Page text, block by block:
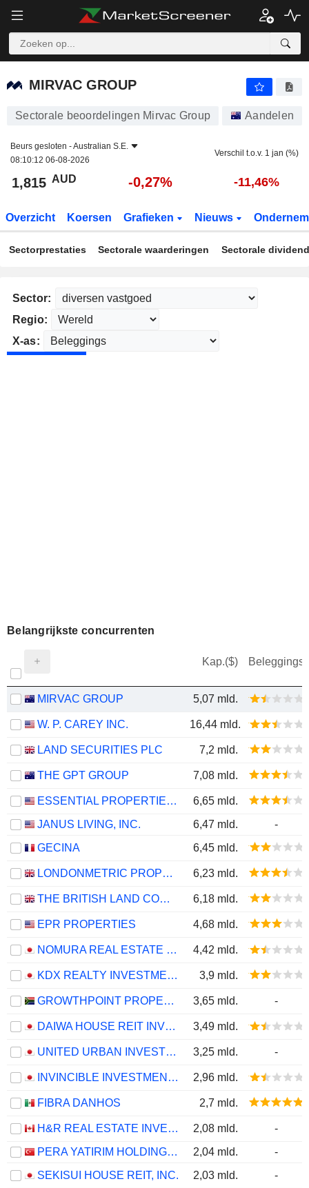
MIRVAC GROUP
MIRVAC GROUP
Sectorale beoordelingen Mirvac Group Aandelen
Beurs gesloten -Australian S.E.
08:10:12 06-08-2026
Verschil t.o.v. 1 jan (%)
1,815 AUD -0,27% -11,46%
Overzicht Koersen Grafieken Nieuws
Sectorprestaties Sectorale waarderingen Sectorale
Sector:
Regio:
X-as:
Belangrijkste concurrenten
Kap.($) Beleggings
MIRVAC GROUP 5,07 mld.
W. P. CAREY INC. 16,44 mld.
LAND SECURITIES PLC 7,2 mld.
THE GPT GROUP 7,08 mld.
ESSENTIAL PROPERTIES REALTY TRUST, INC.
6,65 mld.
JANUS LIVING, INC.
6,47 mld.
-
GECINA
6,45 mld.
LONDONMETRIC PROPERTY PLC 6,23 mld.
THE BRITISH LAND COMPANY PLC 6,18 mld.
EPR PROPERTIES 4,68 mld.
NOMURA REAL ESTATE MASTER FUND, INC. 4,42 mld.
KDX REALTY INVESTMENT CORPORATION 3,9 mld.
GROWTHPOINT PROPERTIES LIMITED 3,65 mld. -
DAIWA HOUSE REIT INVESTMENT CORPORATION 3,49 mld.
UNITED URBAN INVESTMENT CORPORATION 3,25 mld. -
INVINCIBLE INVESTMENT CORPORATION 2,96 mld.
FIBRA DANHOS 2,7 mld.
H&R REAL ESTATE INVESTMENT TRUST 2,08 mld.
-
PERA YATIRIM HOLDING ANONIM SIRKETI
2,04 mld.
-
SEKISUI HOUSE REIT, INC.
2,03 mld. -